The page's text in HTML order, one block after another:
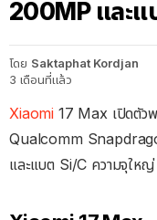
200MP และ
โดย Saktaphat Kordjan
3 เดือนที่แล้ว
Xiaomi 17 Max เปิดตัว
Qualcomm
และแบต Si/C ความจุให